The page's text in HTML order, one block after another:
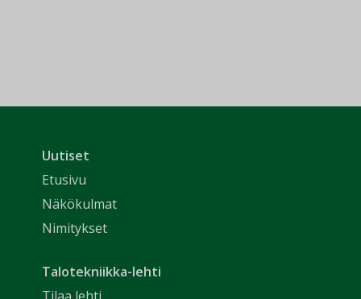
Uutiset
Etusivu
Näkökulmat
Nimitykset
Talotekniikka-lehti